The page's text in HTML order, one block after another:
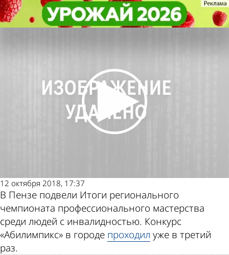
В Пензе подвели итоги конкурса
«Абилимпикс»
Общество
12 октября 2018, 17:37
В Пензе подвели Итоги регионального
чемпионата профессионального мастерства
среди людей с инвалидностью. Конкурс
«Абилимпикс» в городе проходил уже в третий
раз.
В Пензе подвели итоги конкурса
«Абилимпикс»
Общество
Другие
новости по
теме
Погода и
курсы
валют в
Пензе